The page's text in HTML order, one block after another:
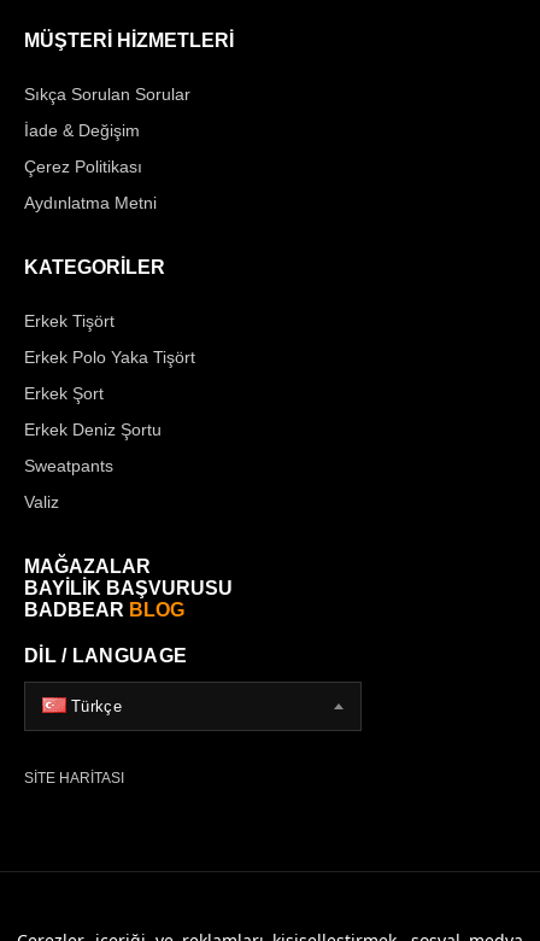
MÜŞTERİ HİZMETLERİ
Sıkça Sorulan Sorular
İade & Değişim
Çerez Politikası
Aydınlatma Metni
KATEGORİLER
Erkek Tişört
Erkek Polo Yaka Tişört
Erkek Şort
Erkek Deniz Şortu
Sweatpants
Valiz
MAĞAZALAR
BAYİLİK BAŞVURUSU
BADBEAR BLOG
DİL / LANGUAGE
Türkçe
SİTE HARİTASI